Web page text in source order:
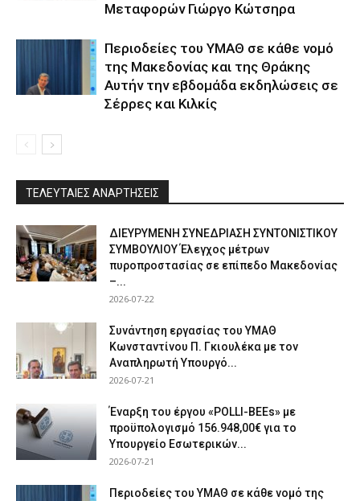
Μεταφορών Γιώργο Κώτσηρα
Περιοδείες του ΥΜΑΘ σε κάθε νομό
της Μακεδονίας και της Θράκης
Αυτήν την εβδομάδα εκδηλώσεις σε
Σέρρες και Κιλκίς
ΤΕΛΕΥΤΑΙΕΣ ΑΝΑΡΤΗΣΕΙΣ
ΔΙΕΥΡΥΜΕΝΗ ΣΥΝΕΔΡΙΑΣΗ ΣΥΝΤΟΝΙΣΤΙΚΟΥ
ΣΥΜΒΟΥΛΙΟΥ Έλεγχος μέτρων
πυροπροστασίας σε επίπεδο Μακεδονίας
–...
2026-07-22
Συνάντηση εργασίας του ΥΜΑΘ
Κωνσταντίνου Π. Γκιουλέκα με τον
Αναπληρωτή Υπουργό...
2026-07-21
Έναρξη του έργου «POLLI-BEEs» με
προϋπολογισμό 156.948,00€ για το
Υπουργείο Εσωτερικών...
2026-07-21
Περιοδείες του ΥΜΑΘ σε κάθε νομό της